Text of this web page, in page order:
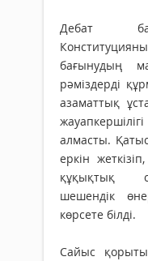
Дебат
бағынудың
рәміздерді
азаматтық
алмасты.
еркін
құқықтық
шешендік
көрсете білді.
Сайыс